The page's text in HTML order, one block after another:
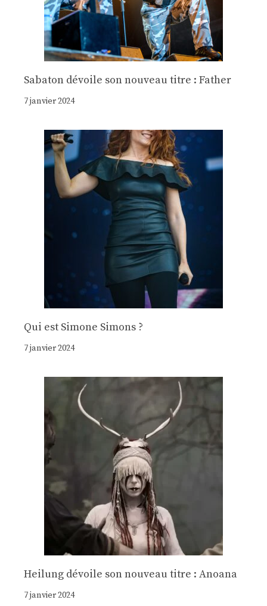
Sabaton dévoile son nouveau titre : Father
7 janvier 2024
Qui est Simone Simons ?
7 janvier 2024
Heilung dévoile son nouveau titre : Anoana
7 janvier 2024